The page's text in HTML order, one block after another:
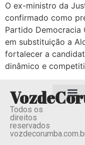
O ex-ministro da
confirmado como
Partido Democracia
em substituição a
fortalecer a
dinâmico e
Todos os
direitos
reservados